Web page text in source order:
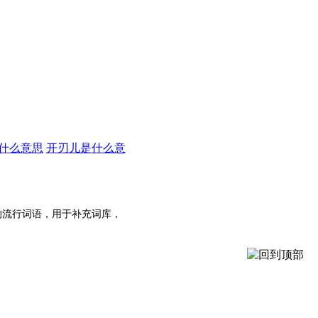
么意思 开刃儿是什么意
行词语，用于补充词库，